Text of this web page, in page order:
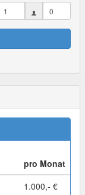
pro Monat
1.000,- €